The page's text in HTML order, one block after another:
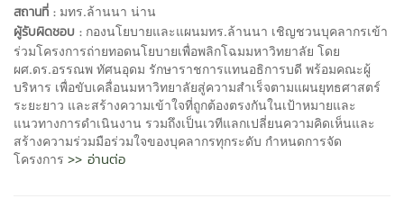
สถานที่ : มทร.ล้านนา น่าน
ผู้รับผิดชอบ : กองนโยบายและแผนมทร.ล้านนา เชิญชวนบุคลากรเข้า
ร่วมโครงการถ่ายทอดนโยบายเพื่อพลิกโฉมมหาวิทยาลัย โดย
ผศ.ดร.อรรณพ ทัศนอุดม รักษาราชการแทนอธิการบดี พร้อมคณะผู้
บริหาร เพื่อขับเคลื่อนมหาวิทยาลัยสู่ความสำเร็จตามแผนยุทธศาสตร์
ระยะยาว และสร้างความเข้าใจที่ถูกต้องตรงกันในเป้าหมายและ
แนวทางการดำเนินงาน รวมถึงเป็นเวทีแลกเปลี่ยนความคิดเห็นและ
สร้างความร่วมมือร่วมใจของบุคลากรทุกระดับ กำหนดการจัด
โครงการ >> อ่านต่อ